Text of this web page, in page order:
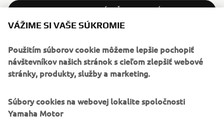
VYHĽADAJTE PRÍRUČKU VLASTNÍKA »
AKO MÔŽEME POMÔCŤ
Ak máte akékoľvek pochybnosti alebo ak chcete, aby vám
predajcovia vám vždy radi pomôžu. Naši predajcovia
pracujú s originálnym náradím a vybavením a naša
VÁŽIME SI VAŠE SÚKROMIE
Použitím súborov cookie môžeme lepšie pochopiť
návštevníkov našich stránok s cieľom zlepšiť webové
stránky, produkty, služby a marketing.
Súbory cookies na webovej lokalite spoločnosti
Yamaha Motor